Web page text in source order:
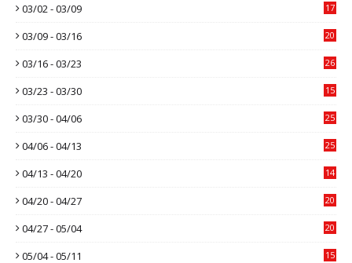
03/02 - 03/09 17
03/09 - 03/16 20
03/16 - 03/23 26
03/23 - 03/30 15
03/30 - 04/06 25
04/06 - 04/13 25
04/13 - 04/20 14
04/20 - 04/27 20
04/27 - 05/04 20
05/04 - 05/11 15